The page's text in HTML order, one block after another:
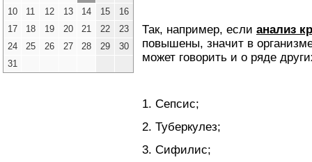
10
11 12 13 14 15
16
17
18 19 20 21 22
23
24
25 26 27 28 29
30
31
Так, например, если анализ
повышены, значит в
может говорить и о ряде
1. Сепсис;
2. Туберкулез;
3. Сифилис;